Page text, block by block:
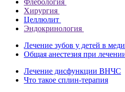
Флебология
Хирургия
Целлюлит
Эндокринология
Лечение зубов у детей в
Общая анестезия при
Лечение дисфункции ВНЧС
Что такое сплин-терапия